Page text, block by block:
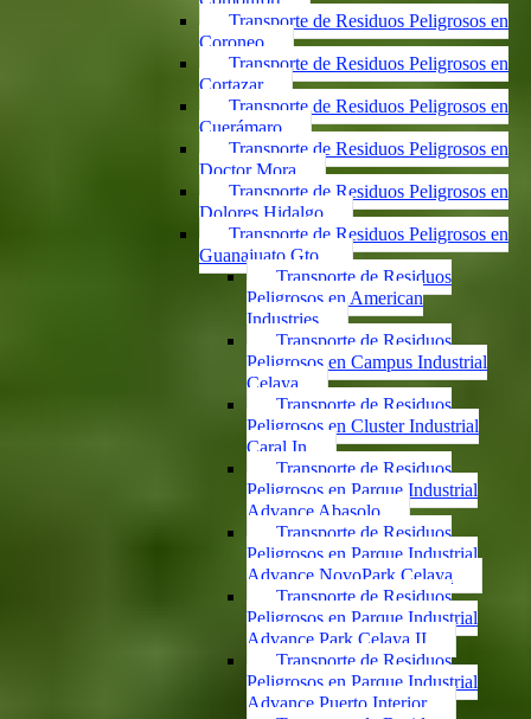
Transporte de Residuos Peligrosos en
Coroneo
Transporte de Residuos Peligrosos en
Cortazar
Transporte de Residuos Peligrosos en
Cuerámaro
Transporte de Residuos Peligrosos en
Doctor Mora
Transporte de Residuos Peligrosos en
Dolores Hidalgo
Transporte de Residuos Peligrosos en
Guanajuato Gto.
Transporte de Residuos
Peligrosos en American
Industries
Transporte de Residuos
Peligrosos en Campus Industrial
Celaya
Transporte de Residuos
Peligrosos en Cluster Industrial
Caral In
Transporte de Residuos
Peligrosos en Parque Industrial
Advance Abasolo
Transporte de Residuos
Peligrosos en Parque Industrial
Advance NovoPark Celaya
Transporte de Residuos
Peligrosos en Parque Industrial
Advance Park Celaya II
Transporte de Residuos
Peligrosos en Parque Industrial
Advance Puerto Interior